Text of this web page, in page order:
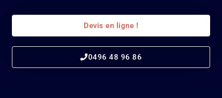
Devis en ligne !
0496 48 96 86